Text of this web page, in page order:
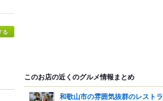
このお店の近くのグルメ情報まとめ
和歌山市の雰囲気抜群のレストラ